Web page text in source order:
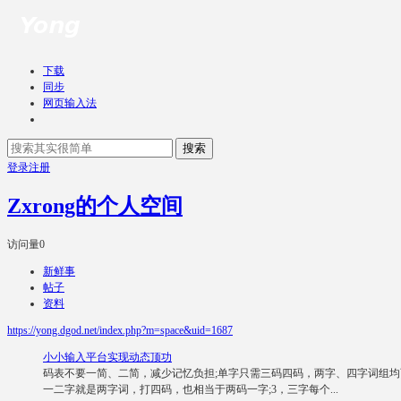
下载
同步
网页输入法
搜索
登录注册
Zxrong的个人空间
访问量0
新鲜事
帖子
资料
https://yong.dgod.net/index.php?m=space&uid=1687
小小输入平台实现动态顶功
码表不要一简、二简，减少记忆负担;单字只需三码四码，两字、四字词组
一二字就是两字词，打四码，也相当于两码一字;3，三字每个...